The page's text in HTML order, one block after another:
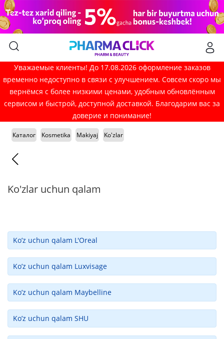
Уважаемые клиенты! До 17.08.2026 оформление заказов
временно недоступно в связи с улучшением. Совсем скоро мы
вернёмся с более низкими ценами, удобным обновлённым
сервисом и быстрой, доступной доставкой. Благодарим вас за
доверие и понимание!
Каталог Kosmetika Makiyaj Ko'zlar
Ko'zlar uchun qalam
Ko’z uchun qalam L'Oreal
Ko’z uchun qalam Luxvisage
Ko’z uchun qalam Maybelline
Ko’z uchun qalam SHU